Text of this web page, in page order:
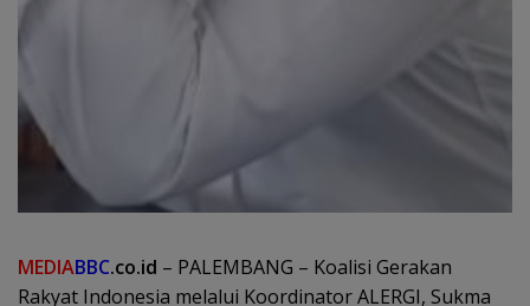
MEDIABBC.co.id – PALEMBANG – Koalisi Gerakan
Rakyat Indonesia melalui Koordinator ALERGI, Sukma